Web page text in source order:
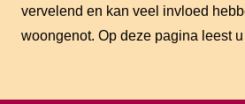
vervelend en kan veel invloed
woongenot. Op deze pagina leest